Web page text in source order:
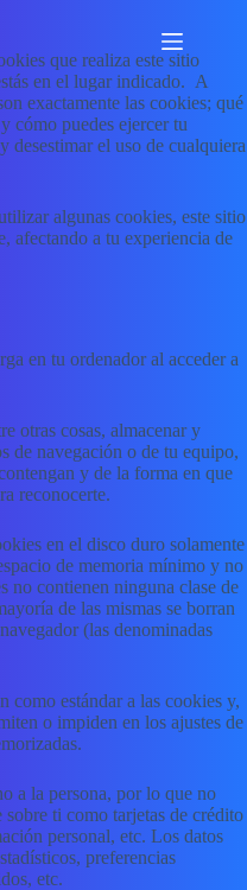
que realiza este sitio
en el lugar indicado. A
exactamente las cookies; qué
cómo puedes ejercer tu
desestimar el uso de cualquiera
algunas cookies, este sitio
afectando a tu experiencia de
en tu ordenador al acceder a
otras cosas, almacenar y
de navegación o de tu equipo,
y de la forma en que
reconocerte.
en el disco duro solamente
de memoria mínimo y no
no contienen ninguna clase de
de las mismas se borran
(las denominadas
como estándar a las cookies y,
o impiden en los ajustes de
a la persona, por lo que no
ti como tarjetas de crédito
personal, etc. Los datos
preferencias
etc.